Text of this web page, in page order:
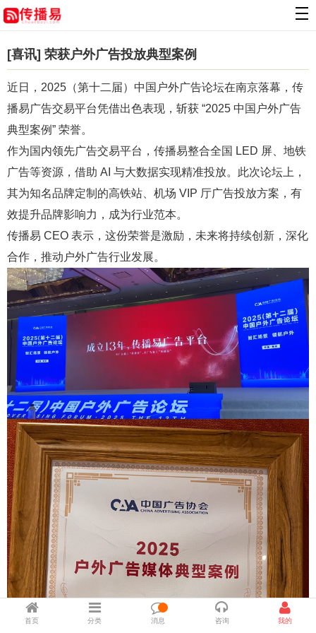
首页 分类 消息 咨询 我的
[喜讯] 荣获户外广告投放典型案例
近日，2025（第十二届）中国户外广告论坛在南京落幕，传
播易广告交易平台凭借出色表现，斩获 “2025 中国户外广告
典型案例” 荣誉。
作为国内领先广告交易平台，传播易整合全国 LED 屏、地铁
广告等资源，借助 AI 与大数据实现精准投放。此次论坛上，
其为知名品牌定制的高铁站、机场 VIP 厅广告投放方案，有
效提升品牌影响力，成为行业范本。
传播易 CEO 表示，这份荣誉是激励，未来将持续创新，深化
合作，推动户外广告行业发展。